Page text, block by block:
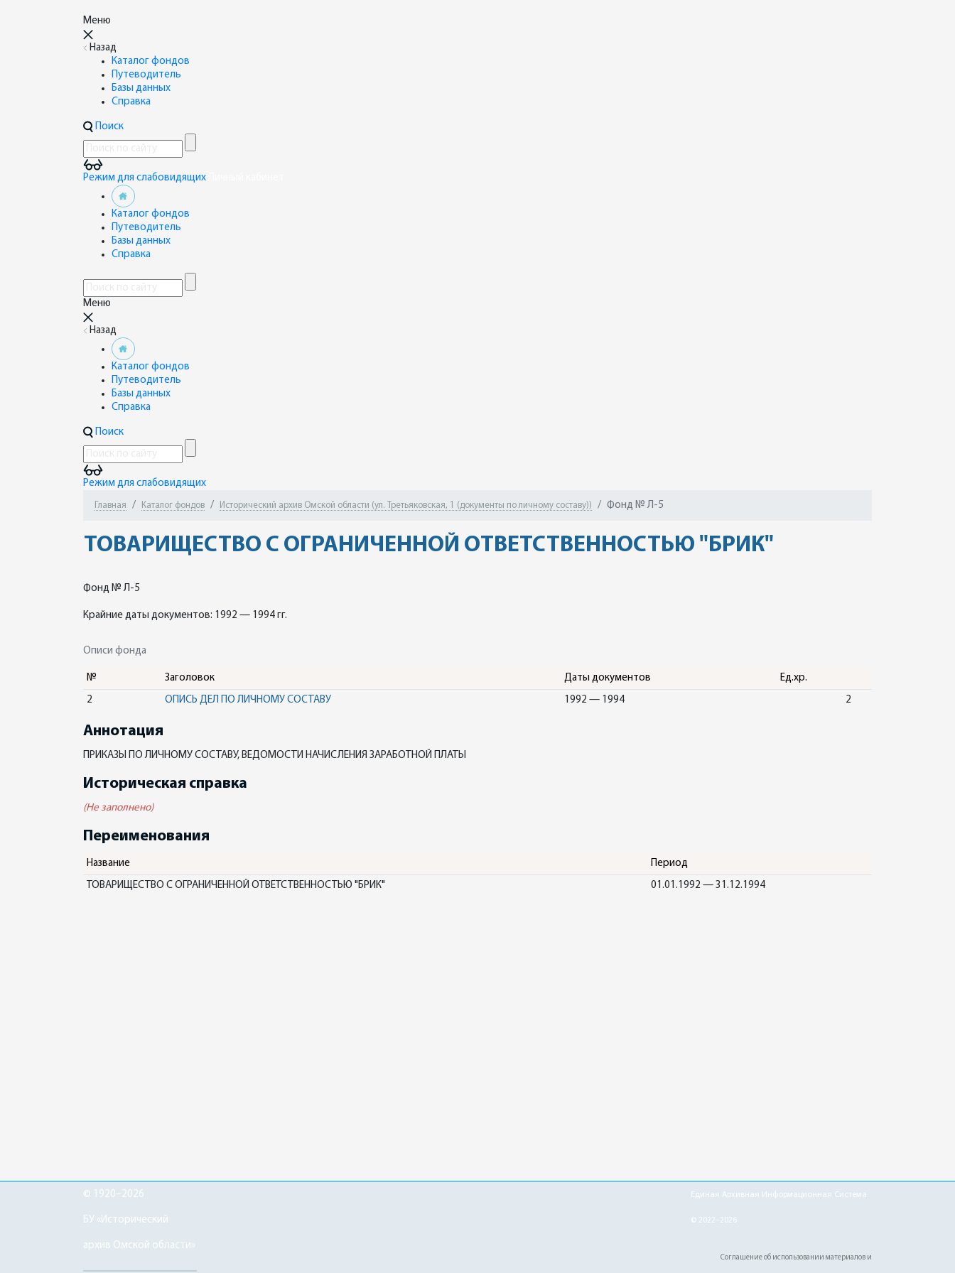
Меню
Назад
Каталог фондов
Путеводитель
Базы данных
Справка
Поиск
Режим для слабовидящих
Каталог фондов
Путеводитель
Базы данных
Справка
Меню
Назад
Каталог фондов
Путеводитель
Базы данных
Справка
Поиск
Режим для слабовидящих
Главная Каталог фондов Исторический архив Омской области (ул. Третьяковская, 1 (документы по личному составу)) Фонд № Л-5
ТОВАРИЩЕСТВО С ОГРАНИЧЕННОЙ ОТВЕТСТВЕННОСТЬЮ "БРИК"
Фонд № Л-5
Крайние даты документов: 1992 — 1994 гг.
Описи фонда
№ Заголовок Даты документов Ед.хр.
2 ОПИСЬ ДЕЛ ПО ЛИЧНОМУ СОСТАВУ 1992 — 1994 2
Аннотация
ПРИКАЗЫ ПО ЛИЧНОМУ СОСТАВУ, ВЕДОМОСТИ НАЧИСЛЕНИЯ ЗАРАБОТНОЙ ПЛАТЫ
Историческая справка
(Не заполнено)
Переименования
Название Период
ТОВАРИЩЕСТВО С ОГРАНИЧЕННОЙ ОТВЕТСТВЕННОСТЬЮ "БРИК" 01.01.1992 — 31.12.1994
© 1920–2026
БУ «Исторический
архив Омской области»
Единая Архивная Информационная Система
© 2022–2026
Соглашение об использовании материалов и